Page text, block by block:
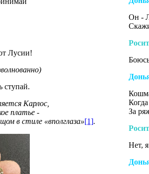
Лусии!
ступай.
Карлос,
платье -
в стиле «вполглаза»[1].
Он -
За
Нет,